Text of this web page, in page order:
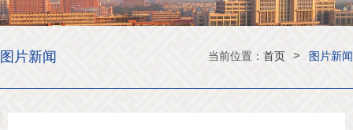
当前位置： 首页 > 图片新闻
图片新闻